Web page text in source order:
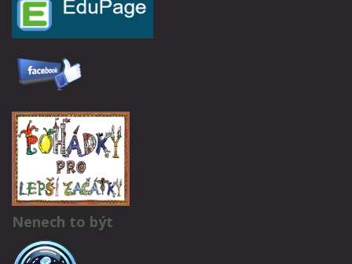
Nenech to být